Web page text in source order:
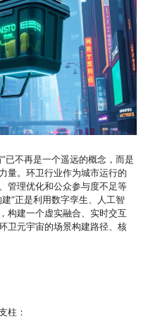
已不再是一个遥远的概念，而是
量。环卫行业作为城市运行的
管理优化和公众参与度不足等
”正是利用数字孪生、人工智
构建一个虚实融合、实时交互
卫元宇宙的场景构建路径、核
柱：